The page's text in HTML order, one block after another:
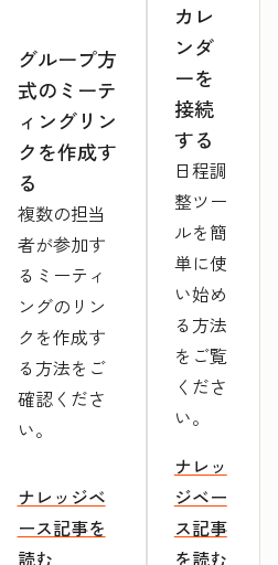
グループ方
式のミーテ
ィングリン
クを作成す
る
複数の担当
者が参加す
るミーティ
ングのリン
クを作成す
る方法をご
確認くださ
い。
ナレッジベ
ース記事を
読む
カレ
ンダ
ーを
接続
する
日程調
整ツー
ルを簡
単に使
い始め
る方法
をご覧
くださ
い。
ナレッ
ジベー
ス記事
を読む